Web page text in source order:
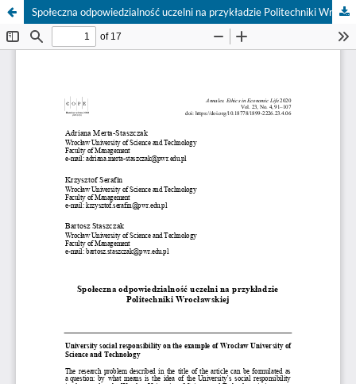
Społeczna odpowiedzialność uczelni na przykładzie Politechniki Wrocławskiej